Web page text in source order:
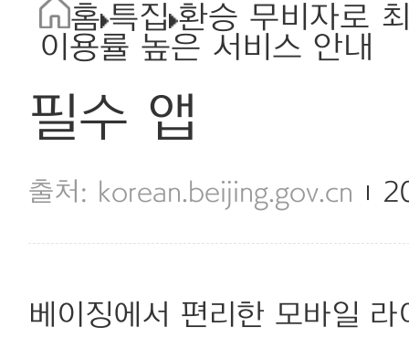
홈 특집 환승 무비자로
이용률 높은 서비스 안내
필수 앱
korean.beijing.gov.cn
베이징에서 편리한 모바일